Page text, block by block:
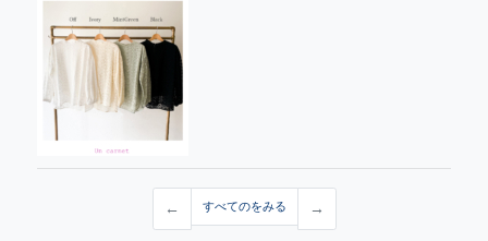
← すべてのをみる →